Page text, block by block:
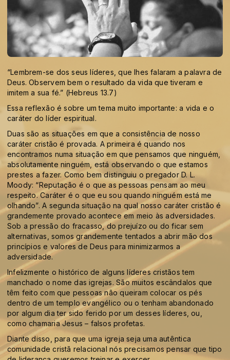
“Lembrem-se dos seus líderes, que lhes falaram a palavra de
Deus. Observem bem o resultado da vida que tiveram e
imitem a sua fé.” (Hebreus 13.7)
Essa reflexão é sobre um tema muito importante: a vida e o
caráter do líder espiritual.
Duas são as situações em que a consistência de nosso
caráter cristão é provada. A primeira é quando nos
encontramos numa situação em que pensamos que ninguém,
absolutamente ninguém, está observando o que estamos
prestes a fazer. Como bem distinguiu o pregador D. L.
Moody: “Reputação é o que as pessoas pensam ao meu
respeito. Caráter é o que eu sou quando ninguém está me
olhando”. A segunda situação na qual nosso caráter cristão é
grandemente provado acontece em meio às adversidades.
Sob a pressão do fracasso, do prejuízo ou do ficar sem
alternativas, somos grandemente tentados a abrir mão dos
princípios e valores de Deus para minimizarmos a
adversidade.
Infelizmente o histórico de alguns líderes cristãos tem
manchado o nome das igrejas. São muitos escândalos que
têm feito com que pessoas não queiram colocar os pés
dentro de um templo evangélico ou o tenham abandonado
por algum dia ter sido ferido por um desses líderes, ou,
como chamaria Jesus – falsos profetas.
Diante disso, para que uma igreja seja uma autêntica
comunidade cristã relacional nós precisamos pensar que tipo